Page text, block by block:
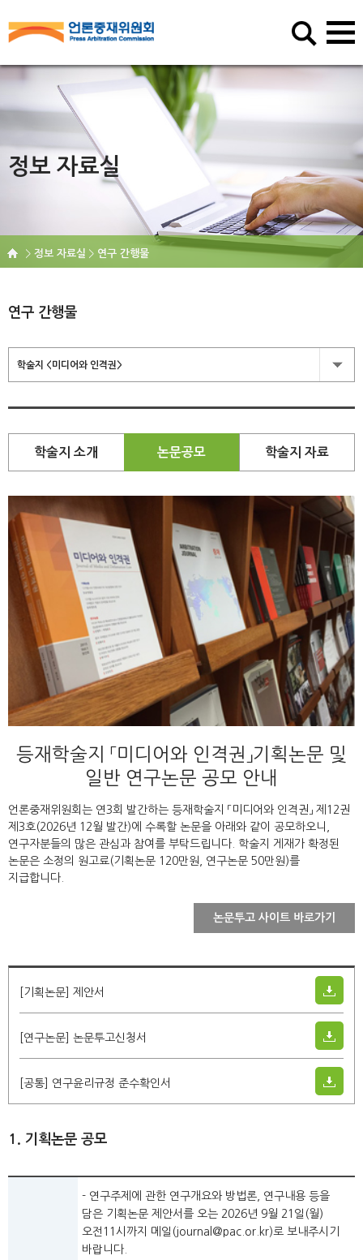
정보 자료실
정보 자료실 연구 간행물
연구 간행물
학술지 <미디어와 인격권>
학술지 소개 논문공모 학술지 자료
등재학술지 「미디어와 인격권」기획논문 및
일반 연구논문 공모 안내
언론중재위원회는 연3회 발간하는 등재학술지 「미디어와 인격권」 제12권
제3호(2026년 12월 발간)에 수록할 논문을 아래와 같이 공모하오니,
연구자분들의 많은 관심과 참여를 부탁드립니다. 학술지 게재가 확정된
논문은 소정의 원고료(기획논문 120만원, 연구논문 50만원)를
지급합니다.
논문투고 사이트 바로가기
[기획논문] 제안서
[연구논문] 논문투고신청서
[공통] 연구윤리규정 준수확인서
1. 기획논문 공모
- 연구주제에 관한 연구개요와 방법론, 연구내용 등을
담은 기획논문 제안서를 오는 2026년 9월 21일(월)
오전11시까지 메일(journal@pac.or.kr)로 보내주시기
바랍니다.